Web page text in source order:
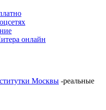
онлайн
Москвы -реальные